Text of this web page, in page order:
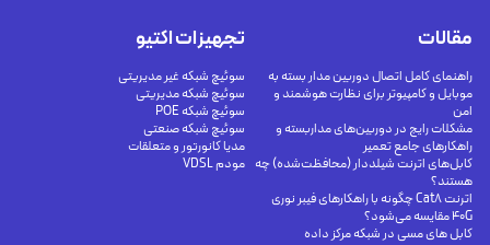
تجهیزات اکتیو
سوئیچ شبکه غیر مدیریتی
سوئیچ شبکه مدیریتی
سوئیچ شبکه POE
سوئیچ شبکه صنعتی
مدیا کانورتور و متعلقات
مودم VDSL
مقالات
راهنمای کامل اتصال دوربین مدار بسته به
موبایل و کامپیوتر برای نظارت هوشمند و
امن
مشکلات رایج در دوربین‌های مداربسته و
راهکارهای جامع تعمیر
کابل‌های اترنت شیلددار (محافظت‌شده) چه
هستند؟
اترنت Cat8 چگونه با راهکارهای فیبر نوری
40G مقایسه می‌شود؟
کابل های مسی در شبکه مرکز داده